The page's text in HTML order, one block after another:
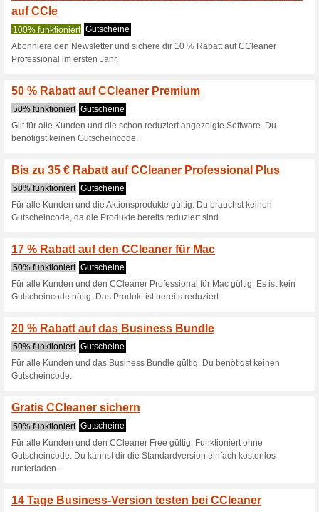
100% funktioniert
Nutzen Sie diese
CCleaner Professional und
mehr für weniger zu
Sparen - schlagen Sie bei
und Cashback-Angeboten zu!
TIPP: Jetzt
100% funktioniert
Teste einfach die Software
entscheide ohne Kaufstress!